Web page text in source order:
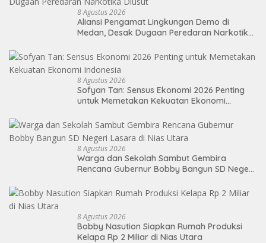
8 Agustus 2026
Aliansi Pengamat Lingkungan Demo di
Medan, Desak Dugaan Peredaran Narkotika
8 Agustus 2026
Sofyan Tan: Sensus Ekonomi 2026 Penting
untuk Memetakan Kekuatan Ekonomi
8 Agustus 2026
Warga dan Sekolah Sambut Gembira
Rencana Gubernur Bobby Bangun SD Negeri
8 Agustus 2026
Bobby Nasution Siapkan Rumah Produksi
Kelapa Rp 2 Miliar di Nias Utara